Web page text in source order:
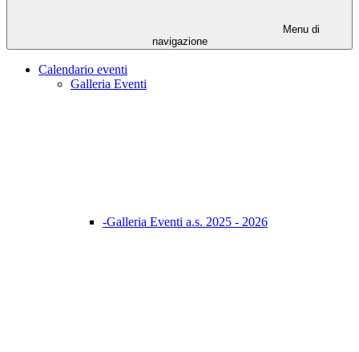
Menu di
navigazione
Calendario eventi
Galleria Eventi
-Galleria Eventi a.s. 2025 - 2026